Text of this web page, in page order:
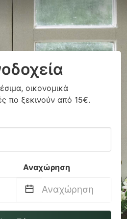
οικονομικά
πο ξεκινούν από 15€.
Αναχώρηση
Navigate